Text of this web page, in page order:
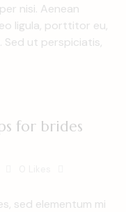
nisi. Aenean
ligula, porttitor eu,
Sed ut perspiciatis,
for brides
sed elementum mi